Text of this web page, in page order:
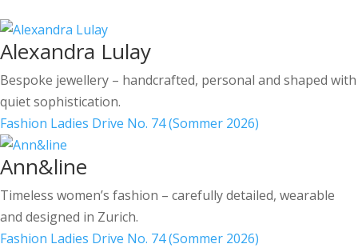
Alexandra Lulay
Bespoke jewellery – handcrafted, personal and shaped with
quiet sophistication.
Fashion Ladies Drive No. 74 (Sommer 2026)
Ann&line
Timeless women’s fashion – carefully detailed, wearable
and designed in Zurich.
Fashion Ladies Drive No. 74 (Sommer 2026)